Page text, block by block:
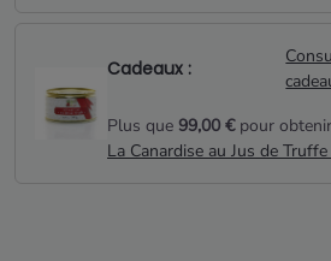
Cadeaux :
Plus que 99,00 €pour
La Canardise au Jus de